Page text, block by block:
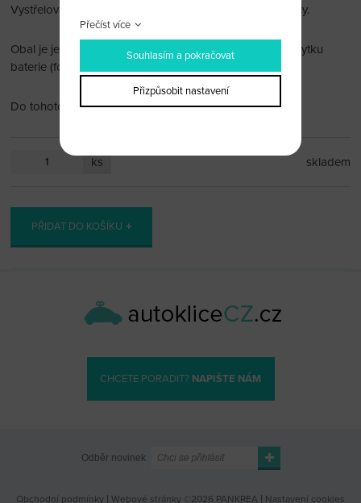
Vystřelovací klíč Volkswagen 3+1 tlačítko na nové modely.
Obal je jednodílný, pouze na zadní straně lze sejmout krytku
baterie (foto 2).
Do tohoto obalu lze vložit originální dálkové ovládání.
ks skladem
PŘIDAT DO KOŠÍKU
CHCETE PORADIT? NAPIŠTE NÁM
Odběr novinek
Obchodní podmínky Webové stránky ©2026 PANKREA Nastavení cookies
Přečíst více
Souhlasím a pokračovat
Přizpůsobit nastavení